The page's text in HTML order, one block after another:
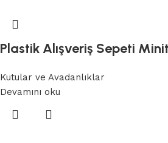
Plastik Alışveriş Sepeti
Kutular ve Avadanlıklar
Devamını oku